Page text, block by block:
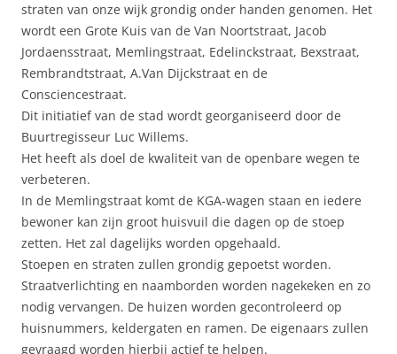
straten van onze wijk grondig onder handen genomen. Het
wordt een Grote Kuis van de Van Noortstraat, Jacob
Jordaensstraat, Memlingstraat, Edelinckstraat, Bexstraat,
Rembrandtstraat, A.Van Dijckstraat en de
Consciencestraat.
Dit initiatief van de stad wordt georganiseerd door de
Buurtregisseur Luc Willems.
Het heeft als doel de kwaliteit van de openbare wegen te
verbeteren.
In de Memlingstraat komt de KGA-wagen staan en iedere
bewoner kan zijn groot huisvuil die dagen op de stoep
zetten. Het zal dagelijks worden opgehaald.
Stoepen en straten zullen grondig gepoetst worden.
Straatverlichting en naamborden worden nagekeken en zo
nodig vervangen. De huizen worden gecontroleerd op
huisnummers, keldergaten en ramen. De eigenaars zullen
gevraagd worden hierbij actief te helpen.